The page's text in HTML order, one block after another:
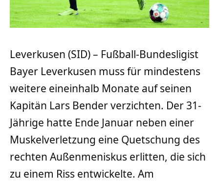
Leverkusen (SID) – Fußball-Bundesligist
Bayer Leverkusen muss für mindestens
weitere eineinhalb Monate auf seinen
Kapitän Lars Bender verzichten. Der 31-
Jährige hatte Ende Januar neben einer
Muskelverletzung eine Quetschung des
rechten Außenmeniskus erlitten, die sich
zu einem Riss entwickelte. Am